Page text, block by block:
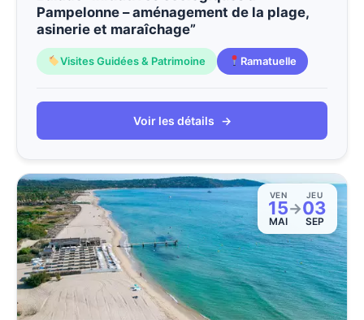
Pampelonne – aménagement de la plage,
asinerie et maraîchage”
Visites Guidées & Patrimoine Ramatuelle
Voir les détails →
VEN
15
MAI
→
JEU
03
SEP